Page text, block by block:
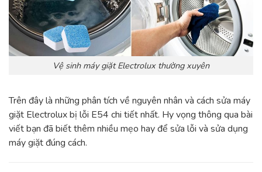
Vệ sinh máy giặt Electrolux thường xuyên
Trên đây là những phân tích về nguyên nhân và cách sửa máy
giặt Electrolux bị lỗi E54 chi tiết nhất. Hy vọng thông qua bài
viết bạn đã biết thêm nhiều mẹo hay để sửa lỗi và sửa dụng
máy giặt đúng cách.